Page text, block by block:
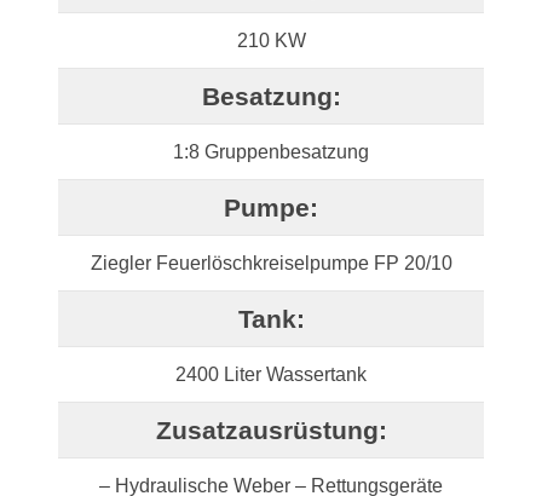
210 KW
Besatzung:
1:8 Gruppenbesatzung
Pumpe:
Ziegler Feuerlöschkreiselpumpe FP 20/10
Tank:
2400 Liter Wassertank
Zusatzausrüstung:
– Hydraulische Weber – Rettungsgeräte